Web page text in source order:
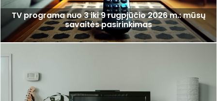
TV programa nuo 3 iki 9 rugpjūčio 2026 m.: mūsų
savaitės pasirinkimas